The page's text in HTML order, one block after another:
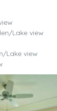
Lake view
Lake view